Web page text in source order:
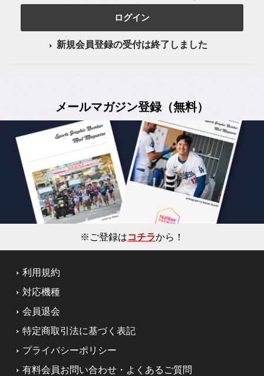
ログイン
新規会員登録の受付は終了しました
メールマガジン登録（無料）
※ご登録はコチラから！
利用規約
対応機種
会員退会
特定商取引法に基づく表記
プライバシーポリシー
有料会員お問い合わせ・よくあるご質問